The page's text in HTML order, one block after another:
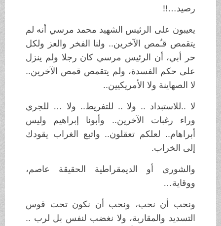
رصيد…!!
يعيبون على الرئيس الشهيد محمد مرسي أنه لم
يتقمص قـُمص الآخرين.. ولنا الفخر والعز ولكل
حر أبي، أن الرئيس مرسي كان رجلا ولم ينزل
على حكم الفسدة، ولم يتقمص قمص الآخرين..
لا الصهاينة ولا الأمريكيين..
لا ..للاستبداد .. ولا .. للتفريط.. ولا … للجري
وراء رغبات الآخرين.. وأبونا إبراهيم وليس
أبراهام.. لعلكم تعقلون.. واتبع الغراب يقودك
إلى الخراب.
والشورى أو الديمقراطية الحقيقة عاصم،
ووقاية…
ونحب أن نحب، ونحب أن نكون تحت قوس
التسديد والمقاربة، ولا نغضب لنفس بل لرب ..